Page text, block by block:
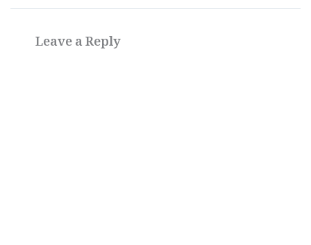
Leave a Reply